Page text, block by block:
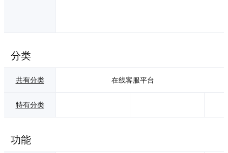
分类
共有分类 在线客服平台
特有分类
功能